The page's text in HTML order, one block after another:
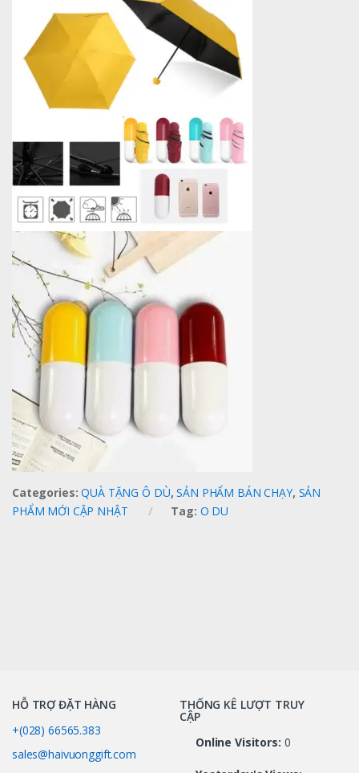
Categories:QUÀ TẶNG Ô DÙ,SẢN PHẨM BÁN CHẠY, SẢN
PHẨM MỚI CẬP NHẬT
Tag: O DU
HỖ TRỢ ĐẶT HÀNG
+(028) 66565.383
sales@haivuonggift.com
THỐNG KÊ LƯỢT TRUY
CẬP
Online Visitors: 0